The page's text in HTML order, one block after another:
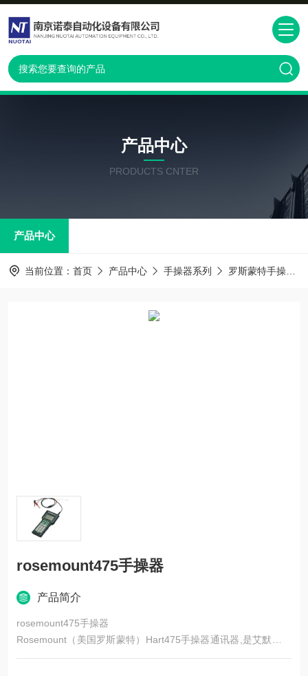
产品中心
PRODUCTS CNTER
产品中心
当前位置： 首页 产品中心 手操器系列 罗斯蒙特手操器
rosemount475手操器
产品简介
rosemount475手操器
Rosemount（美国罗斯蒙特）Hart475手操器通讯器,是艾默生过
程管理的新型的475现场通讯器，也是罗斯蒙特Hart375手操器的